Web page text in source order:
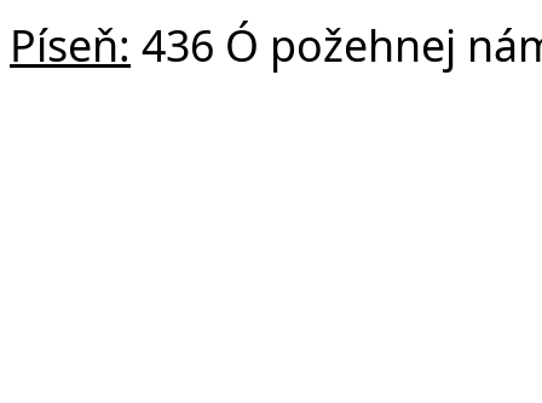
Píseň: 436 Ó požehnej